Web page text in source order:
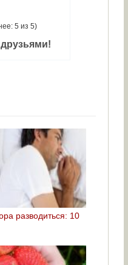
5 из 5)
разводиться: 10